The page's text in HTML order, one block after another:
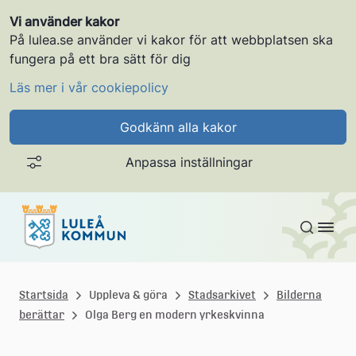
Vi använder kakor
På lulea.se använder vi kakor för att webbplatsen ska
fungera på ett bra sätt för dig
Läs mer i vår cookiepolicy
Godkänn alla kakor
Anpassa inställningar
Gå till innehållet
u
l
Startsida Uppleva & göra Stadsarkivet
Bilderna
berättar
Olga Berg en modern yrkeskvinna